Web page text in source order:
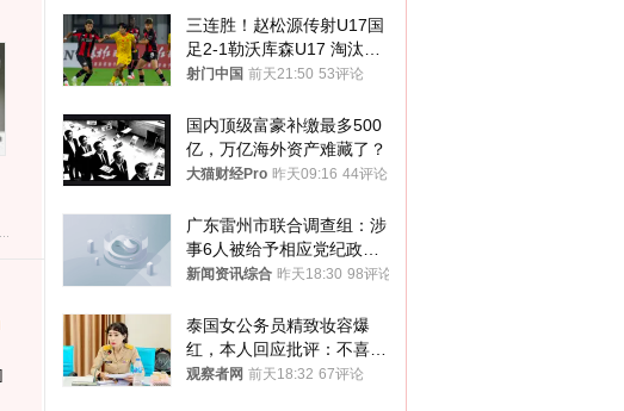
三连胜！赵松源传射U17国
足2-1勒沃库森U17 淘汰赛
将战河床
射门中国 前天21:50 53评论
国内顶级富豪补缴最多500
亿，万亿海外资产难藏了？
大猫财经Pro 昨天09:16 44评论
广东雷州市联合调查组：涉
事6人被给予相应党纪政务
处分和组织处理
新闻资讯综合 昨天18:30 98评论
泰国女公务员精致妆容爆
红，本人回应批评：不喜欢
就别看
观察者网 前天18:32 67评论